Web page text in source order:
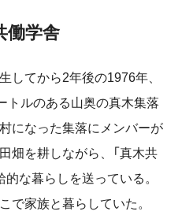
働学舎
してから2年後の1976年、
トルのある山奥の真木集落
になった集落にメンバーが
畑を耕しながら、「真木共
な暮らしを送っている。
で家族と暮らしていた。